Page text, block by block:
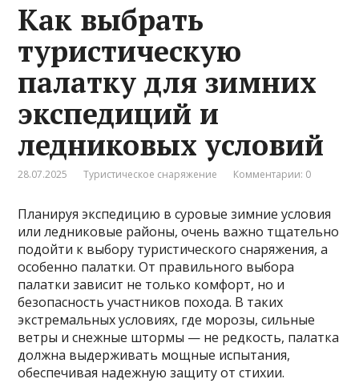
Как выбрать
туристическую
палатку для зимних
экспедиций и
ледниковых условий
28.07.2025 Туристическое снаряжение Комментарии: 0
Планируя экспедицию в суровые зимние условия
или ледниковые районы, очень важно тщательно
подойти к выбору туристического снаряжения, а
особенно палатки. От правильного выбора
палатки зависит не только комфорт, но и
безопасность участников похода. В таких
экстремальных условиях, где морозы, сильные
ветры и снежные штормы — не редкость, палатка
должна выдерживать мощные испытания,
обеспечивая надежную защиту от стихии.